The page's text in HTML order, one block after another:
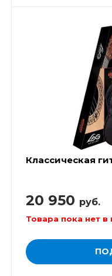
Классическая
20 950 руб.
Товара пока нет в